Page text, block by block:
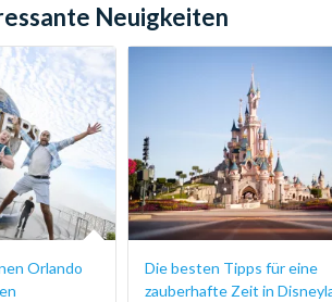
Neuigkeiten
Orlando
Die besten Tipps für eine
zauberhafte Zeit in